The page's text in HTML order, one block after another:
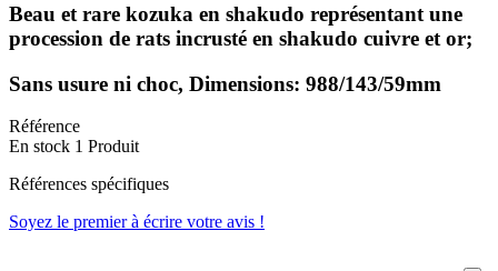
Beau et rare kozuka en shakudo représentant une
procession de rats incrusté en shakudo cuivre et or;
Sans usure ni choc, Dimensions: 988/143/59mm
Référence
En stock 1 Produit
Références spécifiques
Soyez le premier à écrire votre avis !